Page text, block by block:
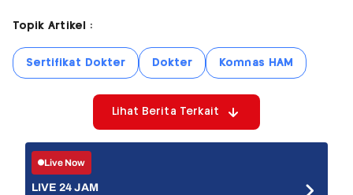
Topik Artikel :
Sertifikat Dokter Dokter Komnas HAM
Lihat Berita Terkait
Live Now
LIVE 24 JAM